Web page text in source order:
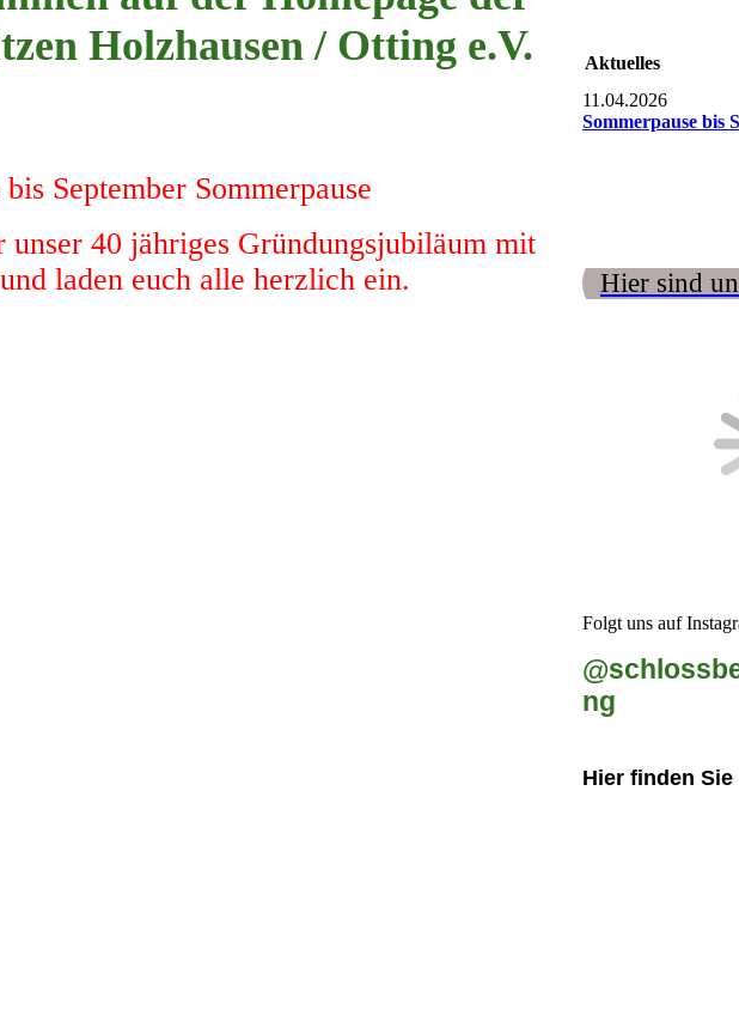
Holzhausen / Otting e.V.
September Sommerpause
40 jähriges Gründungsjubiläum mit
laden euch alle herzlich ein.
Aktuelles
11.04.2026
Sommerpause bis
Hier sind
Folgt uns auf
ng
Hier finden